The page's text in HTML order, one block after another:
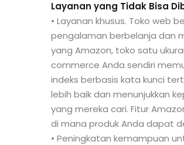
Layanan yang Tidak Bisa
• Layanan khusus. Toko web
pengalaman berbelanja dan
yang Amazon, toko satu
commerce Anda sendiri
indeks berbasis kata kunci
lebih baik dan menunjukkan
yang mereka cari. Fitur
di mana produk Anda dapat
• Peningkatan kemampuan